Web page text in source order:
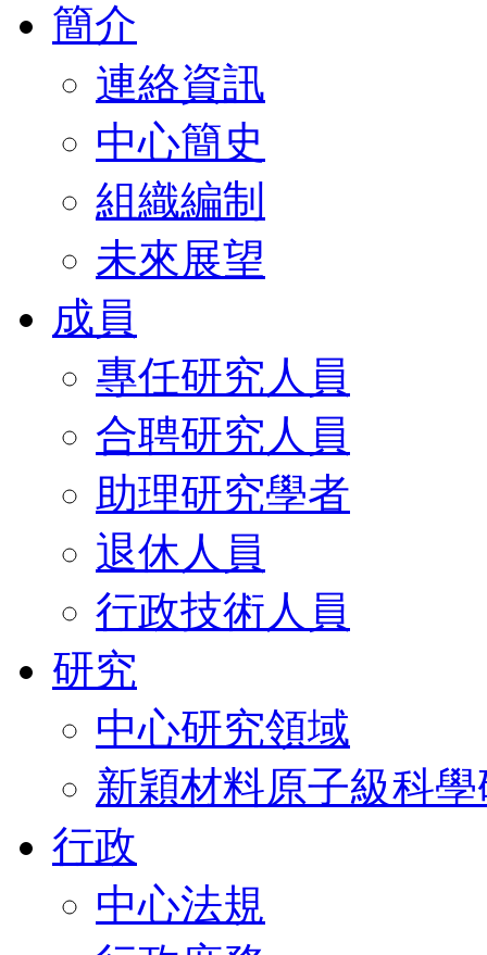
簡介
連絡資訊
中心簡史
組織編制
未來展望
成員
專任研究人員
合聘研究人員
助理研究學者
退休人員
行政技術人員
研究
中心研究領域
新穎材料原子級科
行政
中心法規